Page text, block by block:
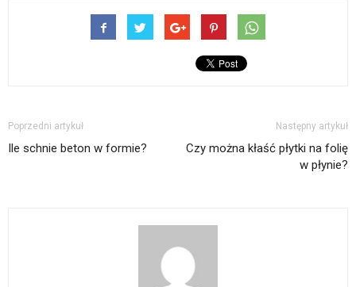
Poprzedni artykuł
Ile schnie beton w formie?
Następny artykuł
Czy można kłaść płytki na folię
w płynie?